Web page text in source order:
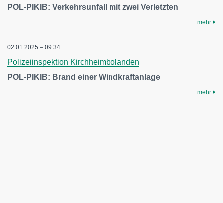
POL-PIKIB: Verkehrsunfall mit zwei Verletzten
mehr
02.01.2025 – 09:34
Polizeiinspektion Kirchheimbolanden
POL-PIKIB: Brand einer Windkraftanlage
mehr